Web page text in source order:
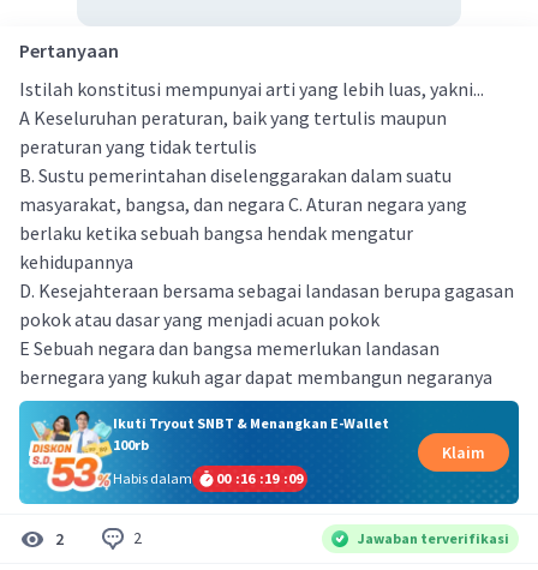
Pertanyaan
Istilah konstitusi mempunyai arti yang lebih luas, yakni...
A Keseluruhan peraturan, baik yang tertulis maupun
peraturan yang tidak tertulis
B. Sustu pemerintahan diselenggarakan dalam suatu
masyarakat, bangsa, dan negara C. Aturan negara yang
berlaku ketika sebuah bangsa hendak mengatur
kehidupannya
D. Kesejahteraan bersama sebagai landasan berupa gagasan
pokok atau dasar yang menjadi acuan pokok
E Sebuah negara dan bangsa memerlukan landasan
bernegara yang kukuh agar dapat membangun negaranya
Ikuti Tryout SNBT & Menangkan E-Wallet
100rb
Habis dalam
00 :16 :19 :09
Klaim
2 2 Jawaban terverifikasi